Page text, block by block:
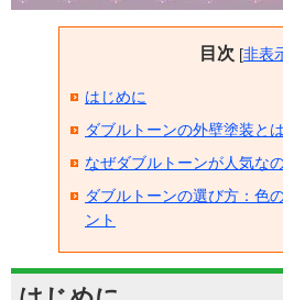
目次 [非表
はじめに
ダブルトーンの外壁塗装と
なぜダブルトーンが人気な
ダブルトーンの選び方：色
ント